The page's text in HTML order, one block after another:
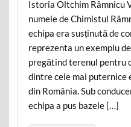
Istoria Oltchim Râmnicu
numele de Chimistul
echipa era susținută de
reprezenta un exemplu
pregătind terenul pentru
dintre cele mai puternice
din România. Sub
echipa a pus bazele […]